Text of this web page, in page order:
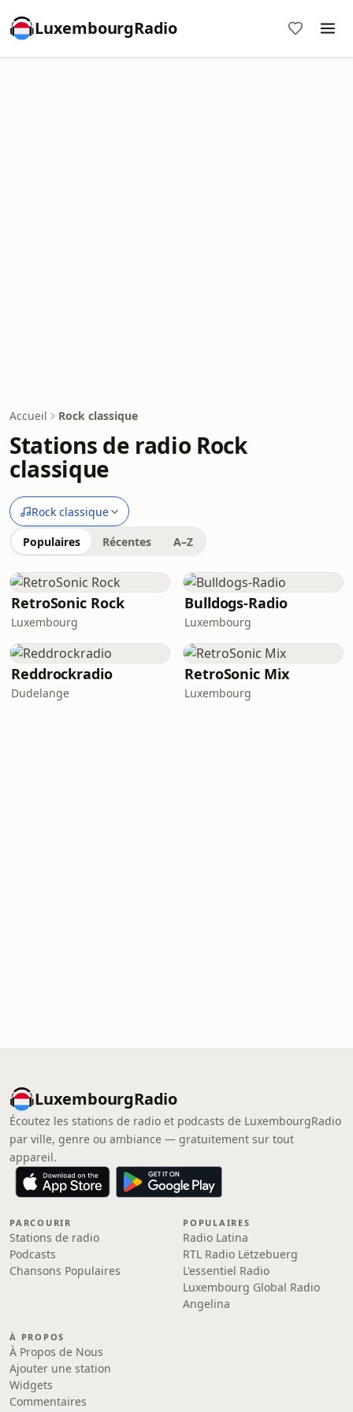
LuxembourgRadio
Accueil Rock classique
Stations de radio Rock
classique
Rock classique
Populaires Récentes A–Z
RetroSonic Rock
Luxembourg
Bulldogs-Radio
Luxembourg
Reddrockradio
Dudelange
RetroSonic Mix
Luxembourg
LuxembourgRadio
Écoutez les stations de radio et podcasts de LuxembourgRadio
par ville, genre ou ambiance — gratuitement sur tout
appareil.
PARCOURIR
Stations de radio
Podcasts
Chansons Populaires
POPULAIRES
Radio Latina
RTL Radio Lëtzebuerg
L'essentiel Radio
Luxembourg Global Radio
Angelina
À PROPOS
À Propos de Nous
Ajouter une station
Widgets
Commentaires